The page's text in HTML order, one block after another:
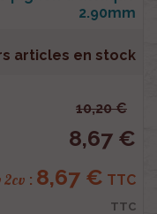
2.90mm
articles en stock
10,20 €
8,67 €
2cv : 8,67 € TTC
TTC